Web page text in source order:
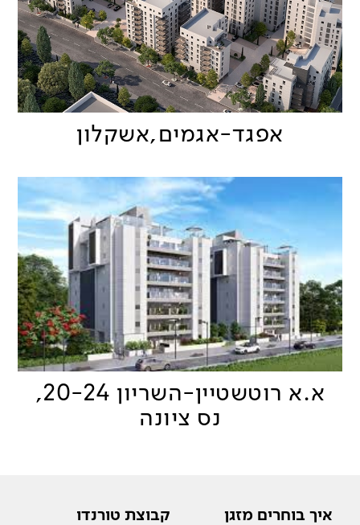
אפגד-אגמים,אשקלון
א.א רוטשטיין-השריון 20-24,
נס ציונה
איך בוחרים מזגן קבוצת טורנדו